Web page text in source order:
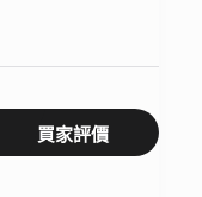
買家評價